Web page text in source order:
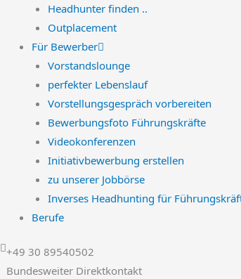
Headhunter finden ..
Outplacement
Für Bewerber
Vorstandslounge
perfekter Lebenslauf
Vorstellungsgespräch vorbereiten
Bewerbungsfoto Führungskräfte
Videokonferenzen
Initiativbewerbung erstellen
zu unserer Jobbörse
Inverses Headhunting für
Berufe
+49 30 89540502
Bundesweiter Direktkontakt